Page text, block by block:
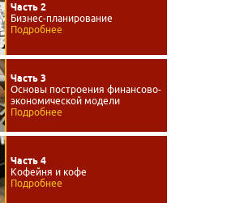
Часть 2
Бизнес-планирование
Подробнее
Часть 3
Основы построения финансово-
экономической модели
Подробнее
Часть 4
Кофейня и кофе
Подробнее